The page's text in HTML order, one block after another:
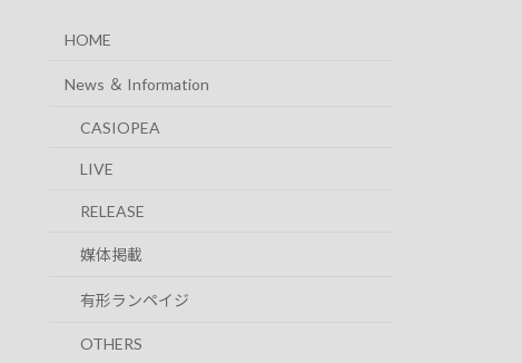
HOME
News ＆ Information
CASIOPEA
LIVE
RELEASE
媒体掲載
有形ランペイジ
OTHERS